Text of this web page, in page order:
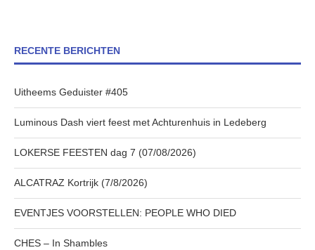
RECENTE BERICHTEN
Uitheems Geduister #405
Luminous Dash viert feest met Achturenhuis in Ledeberg
LOKERSE FEESTEN dag 7 (07/08/2026)
ALCATRAZ Kortrijk (7/8/2026)
EVENTJES VOORSTELLEN: PEOPLE WHO DIED
CHES – In Shambles